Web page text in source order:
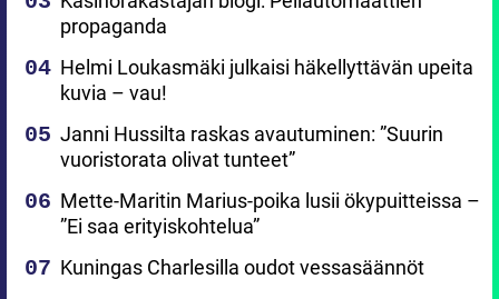
propaganda
Helmi Loukasmäki julkaisi häkellyttävän upeita
kuvia – vau!
Janni Hussilta raskas avautuminen: ”Suurin
vuoristorata olivat tunteet”
Mette-Maritin Marius-poika lusii ökypuitteissa –
”Ei saa erityiskohtelua”
Kuningas Charlesilla oudot vessasäännöt